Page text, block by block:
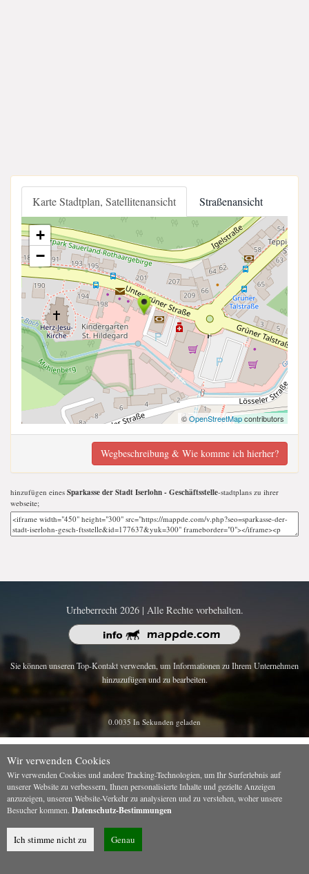
Karte Stadtplan, Satellitenansicht Straßenansicht
+
−
©OpenStreetMapcontributors
Wegbeschreibung & Wie komme ich hierher?
hinzufügen eines Sparkasse der Stadt Iserlohn - Geschäftsstelle-stadtplans zu ihrer
webseite;
Urheberrecht 2026 | Alle Rechte vorbehalten.
Sie können unseren Top-Kontakt verwenden, um Informationen zu Ihrem Unternehmen
hinzuzufügen und zu bearbeiten.
0.0035 In Sekunden geladen
Wir verwenden Cookies
Wir verwenden Cookies und andere Tracking-Technologien, um Ihr Surferlebnis auf
unserer Website zu verbessern, Ihnen personalisierte Inhalte und gezielte Anzeigen
anzuzeigen, unseren Website-Verkehr zu analysieren und zu verstehen, woher unsere
Besucher kommen. Datenschutz-Bestimmungen
Ich stimme nicht zu Genau